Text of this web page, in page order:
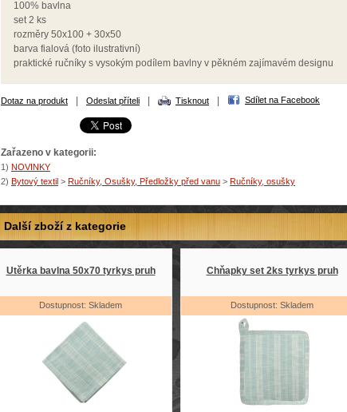
100% bavlna
set 2 ks
rozměry 50x100 + 30x50
barva fialová (foto ilustrativní)
praktické ručníky s vysokým podílem bavlny v pěkném zajímavém designu
Dotaz na produkt Odeslat příteli Tisknout Sdílet na Facebook
Zařazeno v kategorii:
1) NOVINKY
2) Bytový textil > Ručníky, Osušky, Předložky před vanu > Ručníky, osušky
Další zboží z kategorie
Utěrka bavlna 50x70 tyrkys pruh
Dostupnost: Skladem
Chňapky set 2ks tyrkys pruh
Dostupnost: Skladem